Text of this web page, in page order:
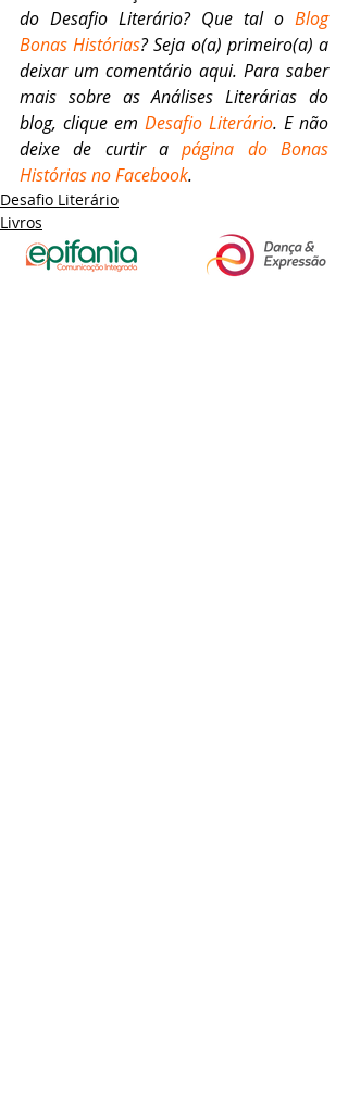
do Desafio Literário? Que tal o Blog
Bonas Histórias? Seja o(a) primeiro(a) a
deixar um comentário aqui. Para saber
mais sobre as Análises Literárias do
blog, clique em Desafio Literário. E não
deixe de curtir a página do Bonas
Histórias no Facebook.
Desafio Literário
Livros